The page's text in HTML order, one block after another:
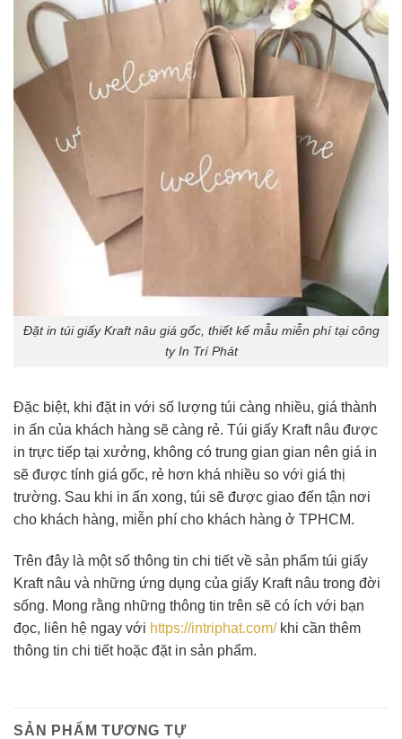
Đặt in túi giấy Kraft nâu giá gốc, thiết kế mẫu miễn phí tại công
ty In Trí Phát
Đặc biệt, khi đặt in với số lượng túi càng nhiều, giá thành
in ấn của khách hàng sẽ càng rẻ. Túi giấy Kraft nâu được
in trực tiếp tại xưởng, không có trung gian gian nên giá in
sẽ được tính giá gốc, rẻ hơn khá nhiều so với giá thị
trường. Sau khi in ấn xong, túi sẽ được giao đến tận nơi
cho khách hàng, miễn phí cho khách hàng ở TPHCM.
Trên đây là một số thông tin chi tiết về sản phẩm túi giấy
Kraft nâu và những ứng dụng của giấy Kraft nâu trong đời
sống. Mong rằng những thông tin trên sẽ có ích với bạn
đọc, liên hệ ngay với https://intriphat.com/khi cần thêm
thông tin chi tiết hoặc đặt in sản phẩm.
SẢN PHẨM TƯƠNG TỰ